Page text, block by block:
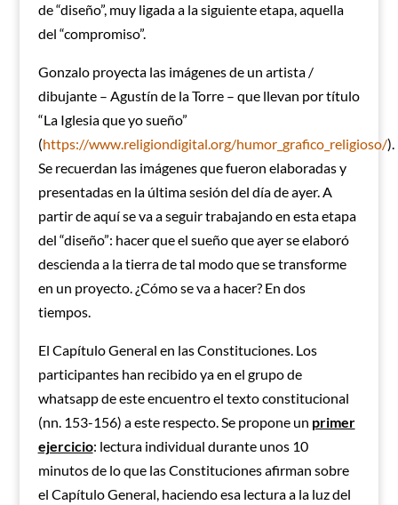
de “diseño”, muy ligada a la siguiente etapa, aquella
del “compromiso”.
Gonzalo proyecta las imágenes de un artista /
dibujante – Agustín de la Torre – que llevan por título
“La Iglesia que yo sueño”
(https://www.religiondigital.org/humor_grafico_religioso/).
Se recuerdan las imágenes que fueron elaboradas y
presentadas en la última sesión del día de ayer. A
partir de aquí se va a seguir trabajando en esta etapa
del “diseño”: hacer que el sueño que ayer se elaboró
descienda a la tierra de tal modo que se transforme
en un proyecto. ¿Cómo se va a hacer? En dos
tiempos.
El Capítulo General en las Constituciones. Los
participantes han recibido ya en el grupo de
whatsapp de este encuentro el texto constitucional
(nn. 153-156) a este respecto. Se propone un primer
ejercicio: lectura individual durante unos 10
minutos de lo que las Constituciones afirman sobre
el Capítulo General, haciendo esa lectura a la luz del